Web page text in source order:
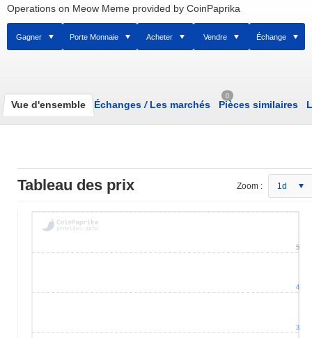
Operations on Meow Meme provided by CoinPaprika
Gagner Porte Monnaie Acheter Vendre Échange
Vue d'ensemble Échanges /Les marchés
0
Pièces similaires
Tableau des prix Zoom : 1d
3
4
5